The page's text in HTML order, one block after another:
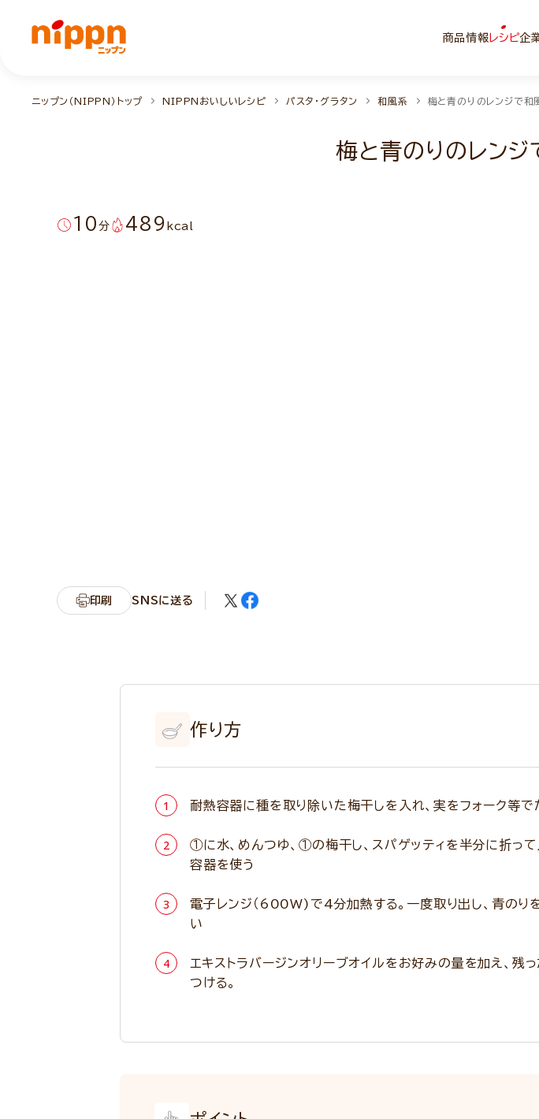
商品情報 レシピ企
ニップン（NIPPN）トップ NIPPNおいしいレシピ パスタ・グラタン 和風系 梅と青のりのレンジで和
梅と青のりのレンジ
10 分 489 kcal
印刷 SNSに送る
作り方
耐熱容器に種を取り除いた梅干しを入れ、実をフォーク等で
①に水、めんつゆ、①の梅干し、スパゲッティを半分に折っ
容器を使う
電子レンジ（600W)で4分加熱する。一度取り出し、青の
い
エキストラバージンオリーブオイルをお好みの量を加え、
つける。